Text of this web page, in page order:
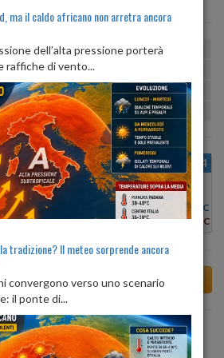
min:20º max:27º U:
min:28º max:30º
min:24º max:31º U:69% 76%
min: 20º max:23º U:81%
10 MAR 11
Min:
31°C
Max:33°C
MER 12
Max:30°C
GIO 13
Min:28°C
Max:30°C
VEN 14
28°C
Max:30°C
a Tavagnacco tra 6 giorni
ma il caldo africano non arretra ancora
dell’alta pressione porterà
raffiche di vento...
tradizione? Il meteo sorprende ancora
convergono verso uno scenario
il ponte di...